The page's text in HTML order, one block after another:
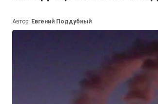
Автор: Евгений Поддубный